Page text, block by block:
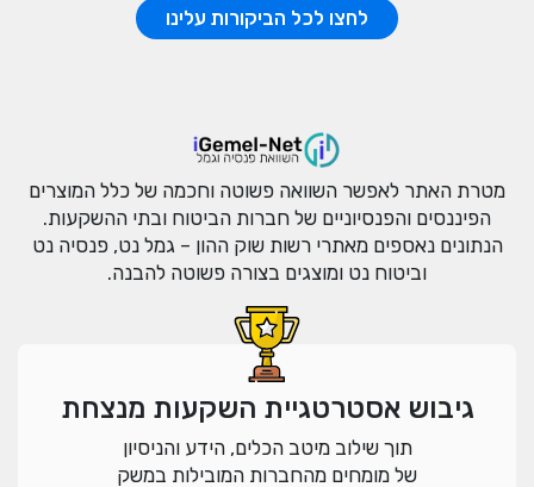
לחצו לכל הביקורות עלינו
מטרת האתר לאפשר השוואה פשוטה וחכמה של כלל המוצרים
הפיננסים והפנסיוניים של חברות הביטוח ובתי ההשקעות.
הנתונים נאספים מאתרי רשות שוק ההון – גמל נט, פנסיה נט
וביטוח נט ומוצגים בצורה פשוטה להבנה.
גיבוש אסטרטגיית השקעות מנצחת
תוך שילוב מיטב הכלים, הידע והניסיון
של מומחים מהחברות המובילות במשק